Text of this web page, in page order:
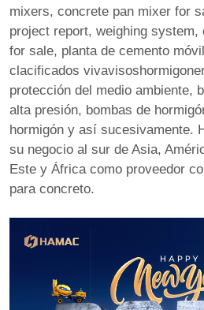
mixers, concrete pan mixer for
project report, weighing system,
for sale, planta de cemento móvil
clacificados
protección del medio ambiente,
alta presión, bombas de
hormigón y así sucesivamente.
su negocio al sur de Asia,
Este y África como proveedor
para concreto.